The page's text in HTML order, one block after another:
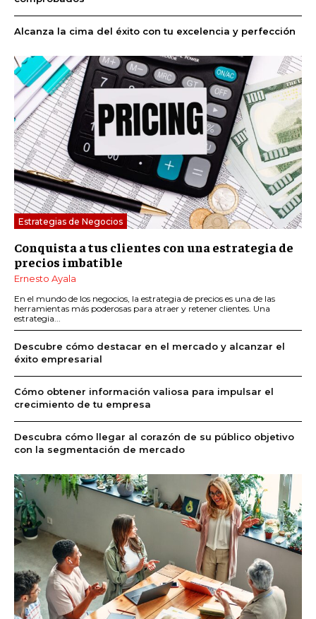
Alcanza la cima del éxito con tu excelencia y perfección
Estrategias de Negocios
Conquista a tus clientes con una estrategia de
precios imbatible
Ernesto Ayala
En el mundo de los negocios, la estrategia de precios es una de las
herramientas más poderosas para atraer y retener clientes. Una
estrategia...
Descubre cómo destacar en el mercado y alcanzar el
éxito empresarial
Cómo obtener información valiosa para impulsar el
crecimiento de tu empresa
Descubra cómo llegar al corazón de su público objetivo
con la segmentación de mercado